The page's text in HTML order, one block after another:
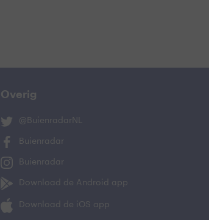
Overig
@BuienradarNL
Buienradar
Buienradar
Download de Android app
Download de iOS app